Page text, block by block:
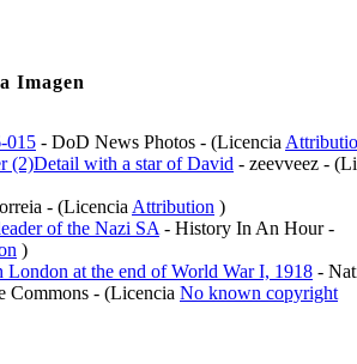
Imagen
015 - DoD News Photos - (Licencia
(2)Detail with a star of David - zeevveez -
- (Licencia Attribution )
of the Nazi SA - History In An Hour -
)
London at the end of World War I, 1918 -
Commons - (Licencia No known copyright